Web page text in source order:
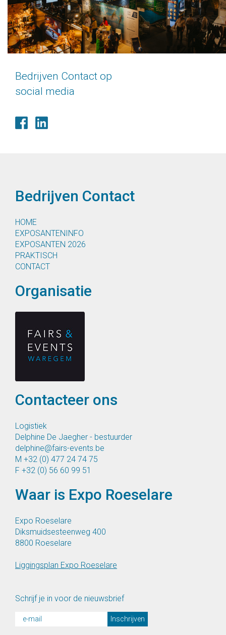
Bedrijven Contact op
social media
Bedrijven Contact
HOME
EXPOSANTENINFO
EXPOSANTEN 2026
PRAKTISCH
CONTACT
Organisatie
Contacteer ons
Logistiek
Delphine De Jaegher - bestuurder
delphine@fairs-events.be
M +32 (0) 477 24 74 75
F +32 (0) 56 60 99 51
Waar is Expo Roeselare
Expo Roeselare
Diksmuidsesteenweg 400
8800 Roeselare
Liggingsplan Expo Roeselare
Schrijf je in voor de nieuwsbrief